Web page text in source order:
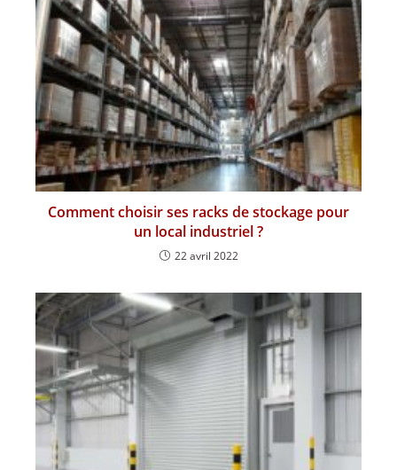
Comment choisir ses racks de stockage pour
un local industriel ?
22 avril 2022